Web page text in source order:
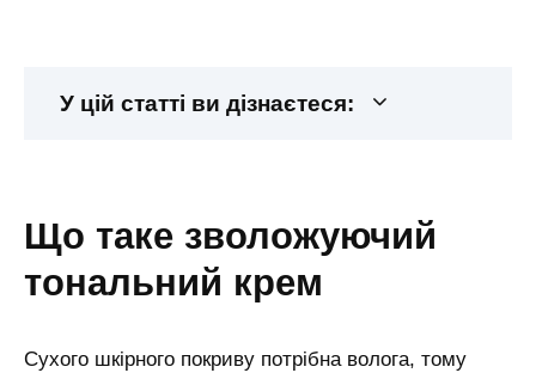
У цій статті ви дізнаєтеся:
що таке зволожуючий
тональний крем
Сухого шкірного покриву потрібна волога, тому